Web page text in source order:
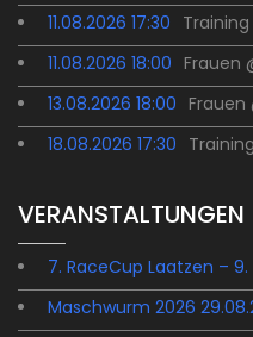
11.08.2026 17:30 Training
11.08.2026 18:00 Frauen
13.08.2026 18:00 Frauen
18.08.2026 17:30
VERANSTALTUNGEN
7. RaceCup Laatzen –
Maschwurm 2026